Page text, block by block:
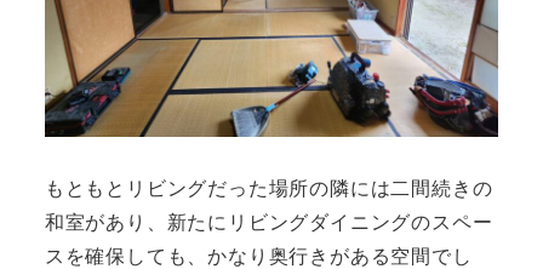
もともとリビングだった場所の隣には二間続きの
和室があり、新たにリビングダイニングのスペー
スを確保しても、かなり奥行きがある空間でし